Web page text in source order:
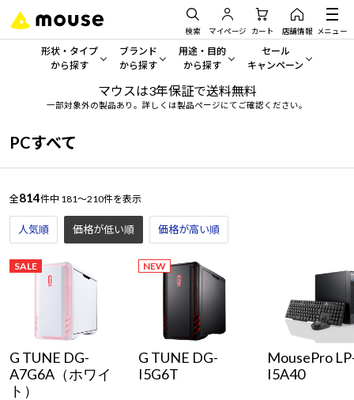
検索 マイページ カート 店舗情報 メニュー
形状・タイプ
から探す
形状・タイプから探す をすべてみる
ノートPC
ワークステーション
ディスプレイ
Windows 11 Copilot+ PC
ブランド
から探す
mouse
NEXTGEAR
Windows 11 Copilot+ PC
用途・目的
から探す
一般向けパソコン
クリエイティブ向け
スペック/パーツ別
AIおすすめパソコン
Windows 11 Copilot+ PC
セール
キャンペーン
セール・キャンペー
Copilot+ PC
マウスは3年保証で送料無料
一部対象外の製品あり。詳しくは製品ページにてご確認ください。
PCすべて
全814件中 181～210件を表示
人気順 価格が低い順 価格が高い順
SALE
G TUNE DG-
A7G6A（ホワイ
ト）
NEW
G TUNE DG-
I5G6T
MousePro
I5A40